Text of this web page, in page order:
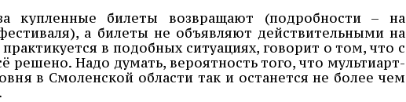
купленные билеты возвращают (подробности – на
а билеты не объявляют действительными на
в подобных ситуациях, говорит о том, что с
решено. Надо думать, вероятность того, что мультиарт-
в Смоленской области так и останется не более чем